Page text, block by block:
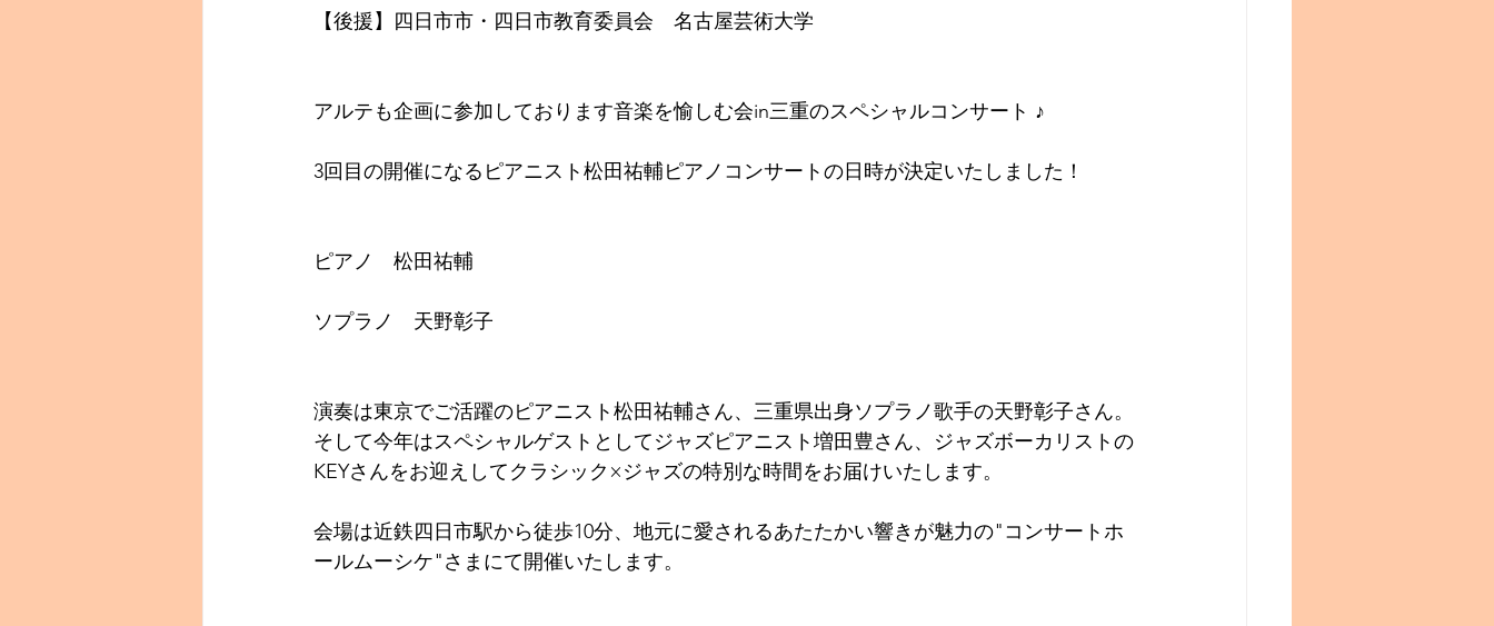
【後援】四日市市・四日市教育委員会　名古屋芸術大学
アルテも企画に参加しております音楽を愉しむ会in三重のスペシャルコンサート ♪
3回目の開催になるピアニスト松田祐輔ピアノコンサートの日時が決定いたしました！
ピアノ　松田祐輔
ソプラノ　天野彰子
演奏は東京でご活躍のピアニスト松田祐輔さん、三重県出身ソプラノ歌手の天野彰子さん。
そして今年はスペシャルゲストとしてジャズピアニスト増田豊さん、ジャズボーカリストの
KEYさんをお迎えしてクラシック×ジャズの特別な時間をお届けいたします。
会場は近鉄四日市駅から徒歩10分、地元に愛されるあたたかい響きが魅力の"コンサートホ
ールムーシケ"さまにて開催いたします。